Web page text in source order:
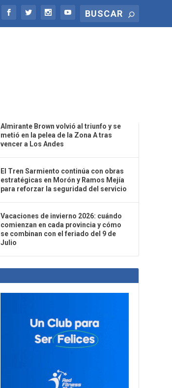
Almirante Brown volvió al triunfo y se
metió en la pelea de la Zona A tras
vencer a Los Andes
El Tren Sarmiento continúa con obras
estratégicas en Morón y Ramos Mejía
para reforzar la seguridad del servicio
Vacaciones de invierno 2026: cuándo
comienzan en cada provincia y cómo
se combinan con el feriado del 9 de
Julio